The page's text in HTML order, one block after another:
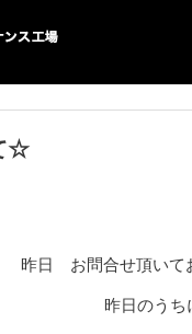
工場
☆
昨日 お問合せ頂いて
昨日のうち